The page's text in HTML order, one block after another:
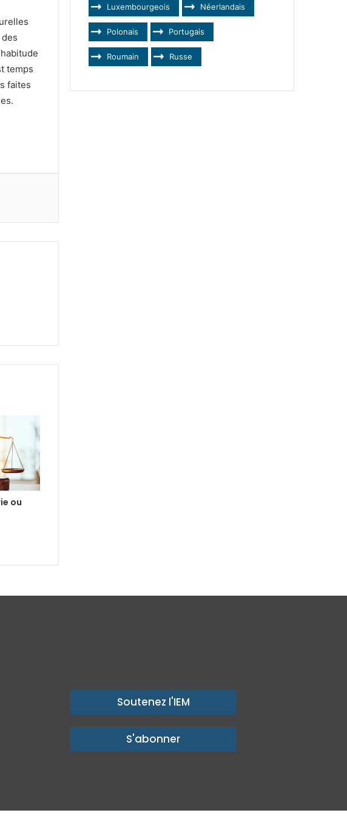
temps
faites
ou
Luxembourgeois Néerlandais
Polonais Portugais
Roumain Russe
Soutenez l'IEM
S'abonner